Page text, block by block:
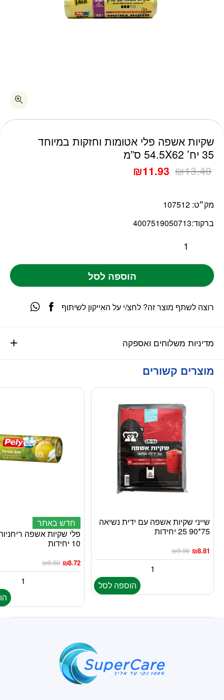
שקיות אשפה פלי אטומות וחזקות במיוחד
35 יח’ 54.5X62 ס”מ
₪13.40
₪11.93
מק״ט: 107512
ברקוד:4007519050713
כמות שקיות אשפה פלי אטומות וחזקות במיוחד 35 יח' 54.5X62 ס"מ
הוספה לסל
מדיניות משלוחים ואספקה
רוצה לשתף מוצר זה? לחצ/י על האייקון לשיתוף
מוצרים קשורים
שייני שקיות אשפה עם ידית נשיאה
75*90 25 יחידות
₪9.90 ₪8.81
הוספה לסל
חדש באתר
10 יחידות
₪9.80 ₪8.72